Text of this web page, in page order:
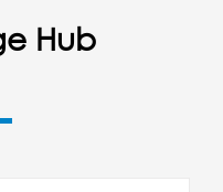
Hub